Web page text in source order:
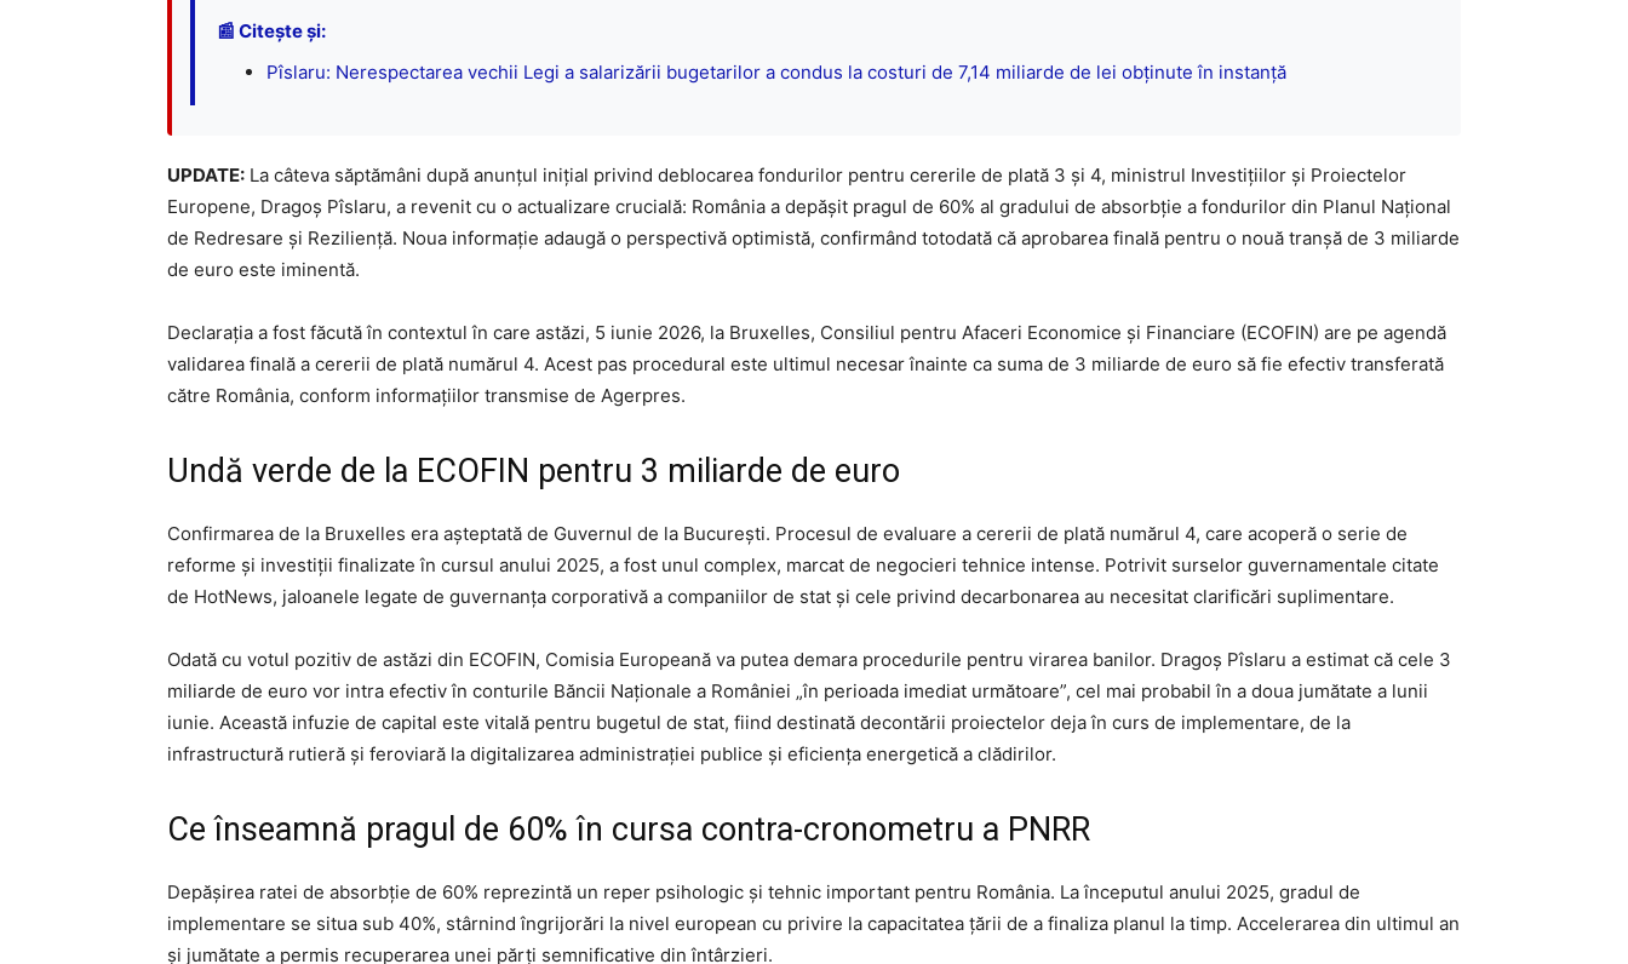
📰 Citește și:
Pîslaru: Nerespectarea vechii Legi a salarizării bugetarilor a condus la costuri de 7,14 miliarde de lei obținute în instanță
UPDATE: La câteva săptămâni după anunțul inițial privind deblocarea fondurilor pentru cererile de plată 3 și 4, ministrul Investițiilor și Proiectelor
Europene, Dragoș Pîslaru, a revenit cu o actualizare crucială: România a depășit pragul de 60% al gradului de absorbție a fondurilor din Planul Național
de Redresare și Reziliență. Noua informație adaugă o perspectivă optimistă, confirmând totodată că aprobarea finală pentru o nouă tranșă de 3 miliarde
de euro este iminentă.
Declarația a fost făcută în contextul în care astăzi, 5 iunie 2026, la Bruxelles, Consiliul pentru Afaceri Economice și Financiare (ECOFIN) are pe agendă
validarea finală a cererii de plată numărul 4. Acest pas procedural este ultimul necesar înainte ca suma de 3 miliarde de euro să fie efectiv transferată
către România, conform informațiilor transmise de Agerpres.
Undă verde de la ECOFIN pentru 3 miliarde de euro
Confirmarea de la Bruxelles era așteptată de Guvernul de la București. Procesul de evaluare a cererii de plată numărul 4, care acoperă o serie de
reforme și investiții finalizate în cursul anului 2025, a fost unul complex, marcat de negocieri tehnice intense. Potrivit surselor guvernamentale citate
de HotNews, jaloanele legate de guvernanța corporativă a companiilor de stat și cele privind decarbonarea au necesitat clarificări suplimentare.
Odată cu votul pozitiv de astăzi din ECOFIN, Comisia Europeană va putea demara procedurile pentru virarea banilor. Dragoș Pîslaru a estimat că cele 3
miliarde de euro vor intra efectiv în conturile Băncii Naționale a României „în perioada imediat următoare”, cel mai probabil în a doua jumătate a lunii
iunie. Această infuzie de capital este vitală pentru bugetul de stat, fiind destinată decontării proiectelor deja în curs de implementare, de la
infrastructură rutieră și feroviară la digitalizarea administrației publice și eficiența energetică a clădirilor.
Ce înseamnă pragul de 60% în cursa contra-cronometru a PNRR
Depășirea ratei de absorbție de 60% reprezintă un reper psihologic și tehnic important pentru România. La începutul anului 2025, gradul de
implementare se situa sub 40%, stârnind îngrijorări la nivel european cu privire la capacitatea țării de a finaliza planul la timp. Accelerarea din ultimul an
și jumătate a permis recuperarea unei părți semnificative din întârzieri.